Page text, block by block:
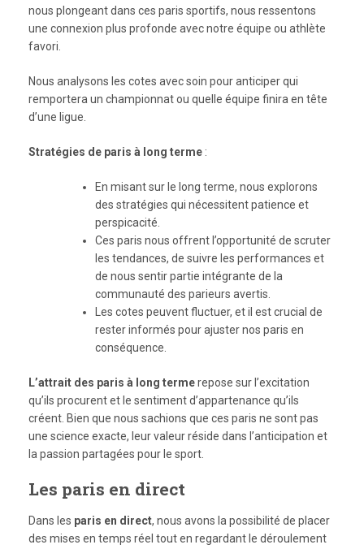
nous plongeant dans ces paris sportifs, nous ressentons
une connexion plus profonde avec notre équipe ou athlète
favori.
Nous analysons les cotes avec soin pour anticiper qui
remportera un championnat ou quelle équipe finira en tête
d’une ligue.
Stratégies de paris à long terme :
En misant sur le long terme, nous explorons
des stratégies qui nécessitent patience et
perspicacité.
Ces paris nous offrent l’opportunité de scruter
les tendances, de suivre les performances et
de nous sentir partie intégrante de la
communauté des parieurs avertis.
Les cotes peuvent fluctuer, et il est crucial de
rester informés pour ajuster nos paris en
conséquence.
L’attrait des paris à long termerepose sur l’excitation
qu’ils procurent et le sentiment d’appartenance qu’ils
créent. Bien que nous sachions que ces paris ne sont pas
une science exacte, leur valeur réside dans l’anticipation et
la passion partagées pour le sport.
Les paris en direct
Dans les paris en direct, nous avons la possibilité de placer
des mises en temps réel tout en regardant le déroulement